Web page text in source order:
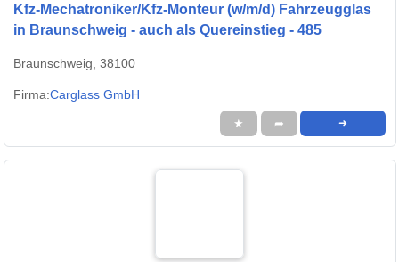
Kfz-Mechatroniker/Kfz-Monteur (w/m/d) Fahrzeugglas
in Braunschweig - auch als Quereinstieg - 485
Braunschweig, 38100
Firma:Carglass GmbH
★ ➦ ➜